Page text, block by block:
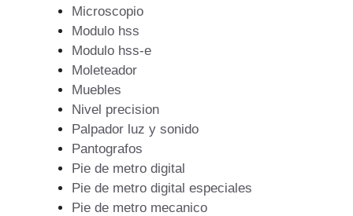
Microscopio
Modulo hss
Modulo hss-e
Moleteador
Muebles
Nivel precision
Palpador luz y sonido
Pantografos
Pie de metro digital
Pie de metro digital especiales
Pie de metro mecanico